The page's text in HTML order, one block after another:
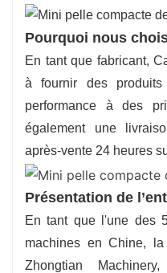
Pourquoi nous
En tant que fabricant,
à fournir des
performance à des
également une
après-vente 24 heures
Présentation de
En tant que l'une des
machines en Chine,
Zhongtian